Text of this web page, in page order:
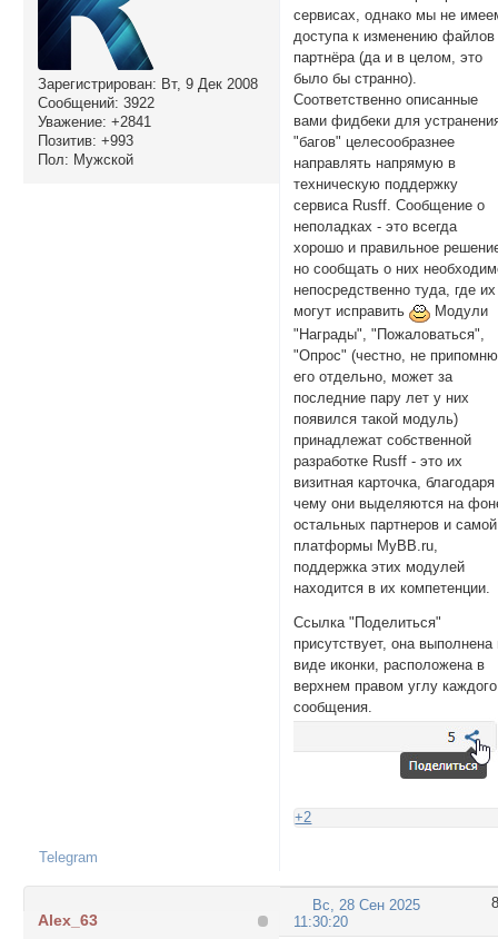
Зарегистрирован: Вт, 9 Дек 2008
Сообщений: 3922
Уважение: +2841
Позитив: +993
Пол: Мужской
сервисах, однако мы не
доступа к изменению файлов
партнёра (да и в целом, это
было бы странно).
Соответственно описанные
вами фидбеки для
"багов" целесообразнее
направлять напрямую в
техническую поддержку
сервиса Rusff. Сообщение о
неполадках - это всегда
хорошо и правильное
но сообщать о них
непосредственно туда, где их
могут исправить
Модули
"Награды", "Пожаловаться",
"Опрос" (честно, не припомню
его отдельно, может за
последние пару лет у них
появился такой модуль)
принадлежат собственной
разработке Rusff - это их
визитная карточка, благодаря
чему они выделяются на
остальных партнеров и самой
платформы MyBB.ru,
поддержка этих модулей
находится в их компетенции.
Ссылка "Поделиться"
присутствует, она выполнена
виде иконки, расположена в
верхнем правом углу каждого
сообщения.
+2
Telegram
8
Вс, 28 Сен 2025
11:30:20
Alex_63